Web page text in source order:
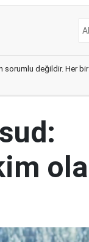
değildir. Her bir